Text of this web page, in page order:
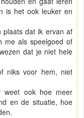
is het ook leuker en
dat ik ervan af
me als speelgoed of
dat je niet hele
niks voor hem, niet
weet ook hoe meer
en de situatie, hoe